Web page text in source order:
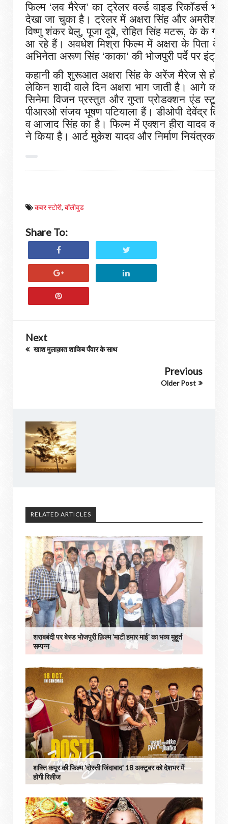
फिल्‍म ‘लव मैरेज’ का ट्रेलर वर्ल्‍ड वाइड रिकॉडर्स
देखा जा चुका है। ट्रेलर में अक्षरा सिंह और अमरीश
विष्‍णु शंकर बेलु, पूजा दूबे, रोहित सिंह मटरू, के के
आ रहे हैं। अवधेश मिश्रा फिल्‍म में अक्षरा के पिता के
अभिनेता अरूण सिंह ‘काका’ की भोजपुरी पर्दे पर
कहानी की शुरूआत अक्षरा सिंह के अरेंज मैरेज से होती
लेकिन शादी वाले दिन अक्षरा भाग जाती है। आगे
सिनेमा विजन प्रस्‍तुत और गुप्‍ता प्रोडक्‍शन एंड
पीआरओ संजय भूषण पटियाला हैं। डीओपी देवेंद्र
व आजाद सिंह का है। फिल्‍म में एक्‍शन हीरा यादव का
ने किया है। आर्ट मुकेश यादव और निर्माण नियंत्रक
कवर स्टोरी, बॉलीवुड
Share To:
Next
खाश मुलाक़ात शाकिब पँवार के साथ
Previous
Older Post
RELATED ARTICLES
शराबबंदी पर बेस्ड भोजपुरी फ़िल्म 'माटी हमार माई' का भव्य मुहूर्त
सम्पन्न
शक्ति कपूर की फिल्‍म 'दोस्ती जिंदाबाद' 18 अक्‍टूबर को देशभर में
होगी रिलीज